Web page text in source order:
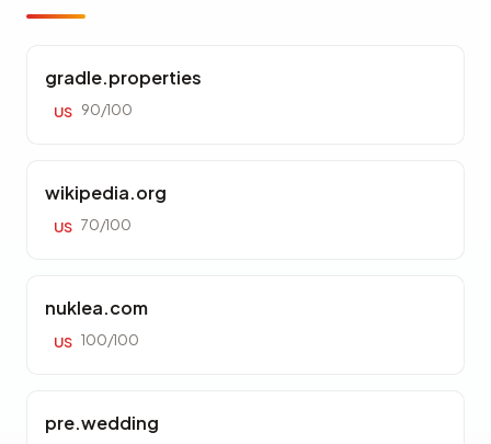
gradle.properties
US 90/100
wikipedia.org
US 70/100
nuklea.com
US 100/100
pre.wedding